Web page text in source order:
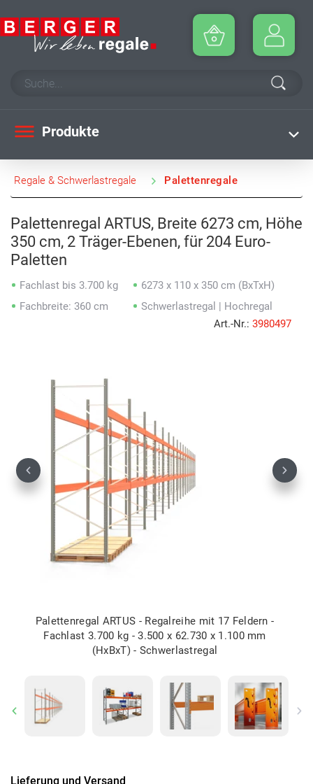
Produkte
Regale & Schwerlastregale Palettenregale
Palettenregal ARTUS, Breite 6273 cm, Höhe
350 cm, 2 Träger-Ebenen, für 204 Euro-
Paletten
Fachlast bis 3.700 kg
Fachbreite: 360 cm
6273 x 110 x 350 cm (BxTxH)
Schwerlastregal | Hochregal
Art.-Nr.: 3980497
Palettenregal ARTUS - Regalreihe mit 17 Feldern -
Fachlast 3.700 kg - 3.500 x 62.730 x 1.100 mm
(HxBxT) - Schwerlastregal
Previous Next
Previous
Lieferung und Versand